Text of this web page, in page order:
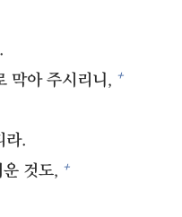
막아 주시리니, +
라.
것도, +